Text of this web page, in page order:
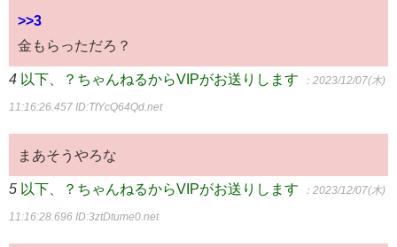
>>3
金もらっただろ？
4 以下、？ちゃんねるからVIPがお送りします ：2023/12/07(木)
11:16:26.457 ID:TfYcQ64Qd.net
まあそうやろな
5 以下、？ちゃんねるからVIPがお送りします ：2023/12/07(木)
11:16:28.696 ID:3ztDtume0.net